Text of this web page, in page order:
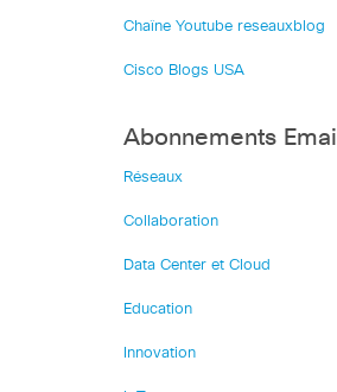
Chaîne Youtube reseauxblog
Cisco Blogs USA
Abonnements Email
Réseaux
Collaboration
Data Center et Cloud
Education
Innovation